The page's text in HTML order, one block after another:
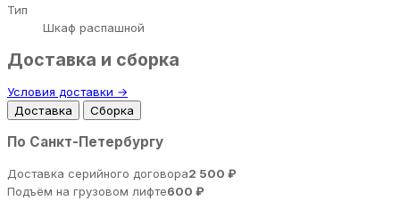
Тип
Шкаф распашной
Доставка и сборка
Условия доставки →
Доставка
Сборка
По Санкт-Петербургу
Доставка серийного договора2 500 ₽
Подъём на грузовом лифте600 ₽